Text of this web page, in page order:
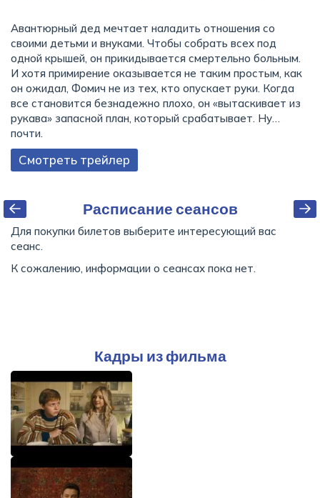
Авантюрный дед мечтает наладить отношения со
своими детьми и внуками. Чтобы собрать всех под
одной крышей, он прикидывается смертельно больным.
И хотя примирение оказывается не таким простым, как
он ожидал, Фомич не из тех, кто опускает руки. Когда
все становится безнадежно плохо, он «вытаскивает из
рукава» запасной план, который срабатывает. Ну…
почти.
Смотреть трейлер
Расписание сеансов
Для покупки билетов выберите интересующий вас
сеанс.
К сожалению, информации о сеансах пока нет.
Кадры из фильма